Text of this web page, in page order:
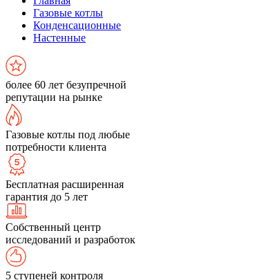
Газовые котлы
Конденсационные
Настенные
более 60 лет безупречной
репутации на рынке
Газовые котлы под любые
потребности клиента
Бесплатная расширенная
гарантия до 5 лет
Собственный центр
исследований и разработок
5 ступеней контроля